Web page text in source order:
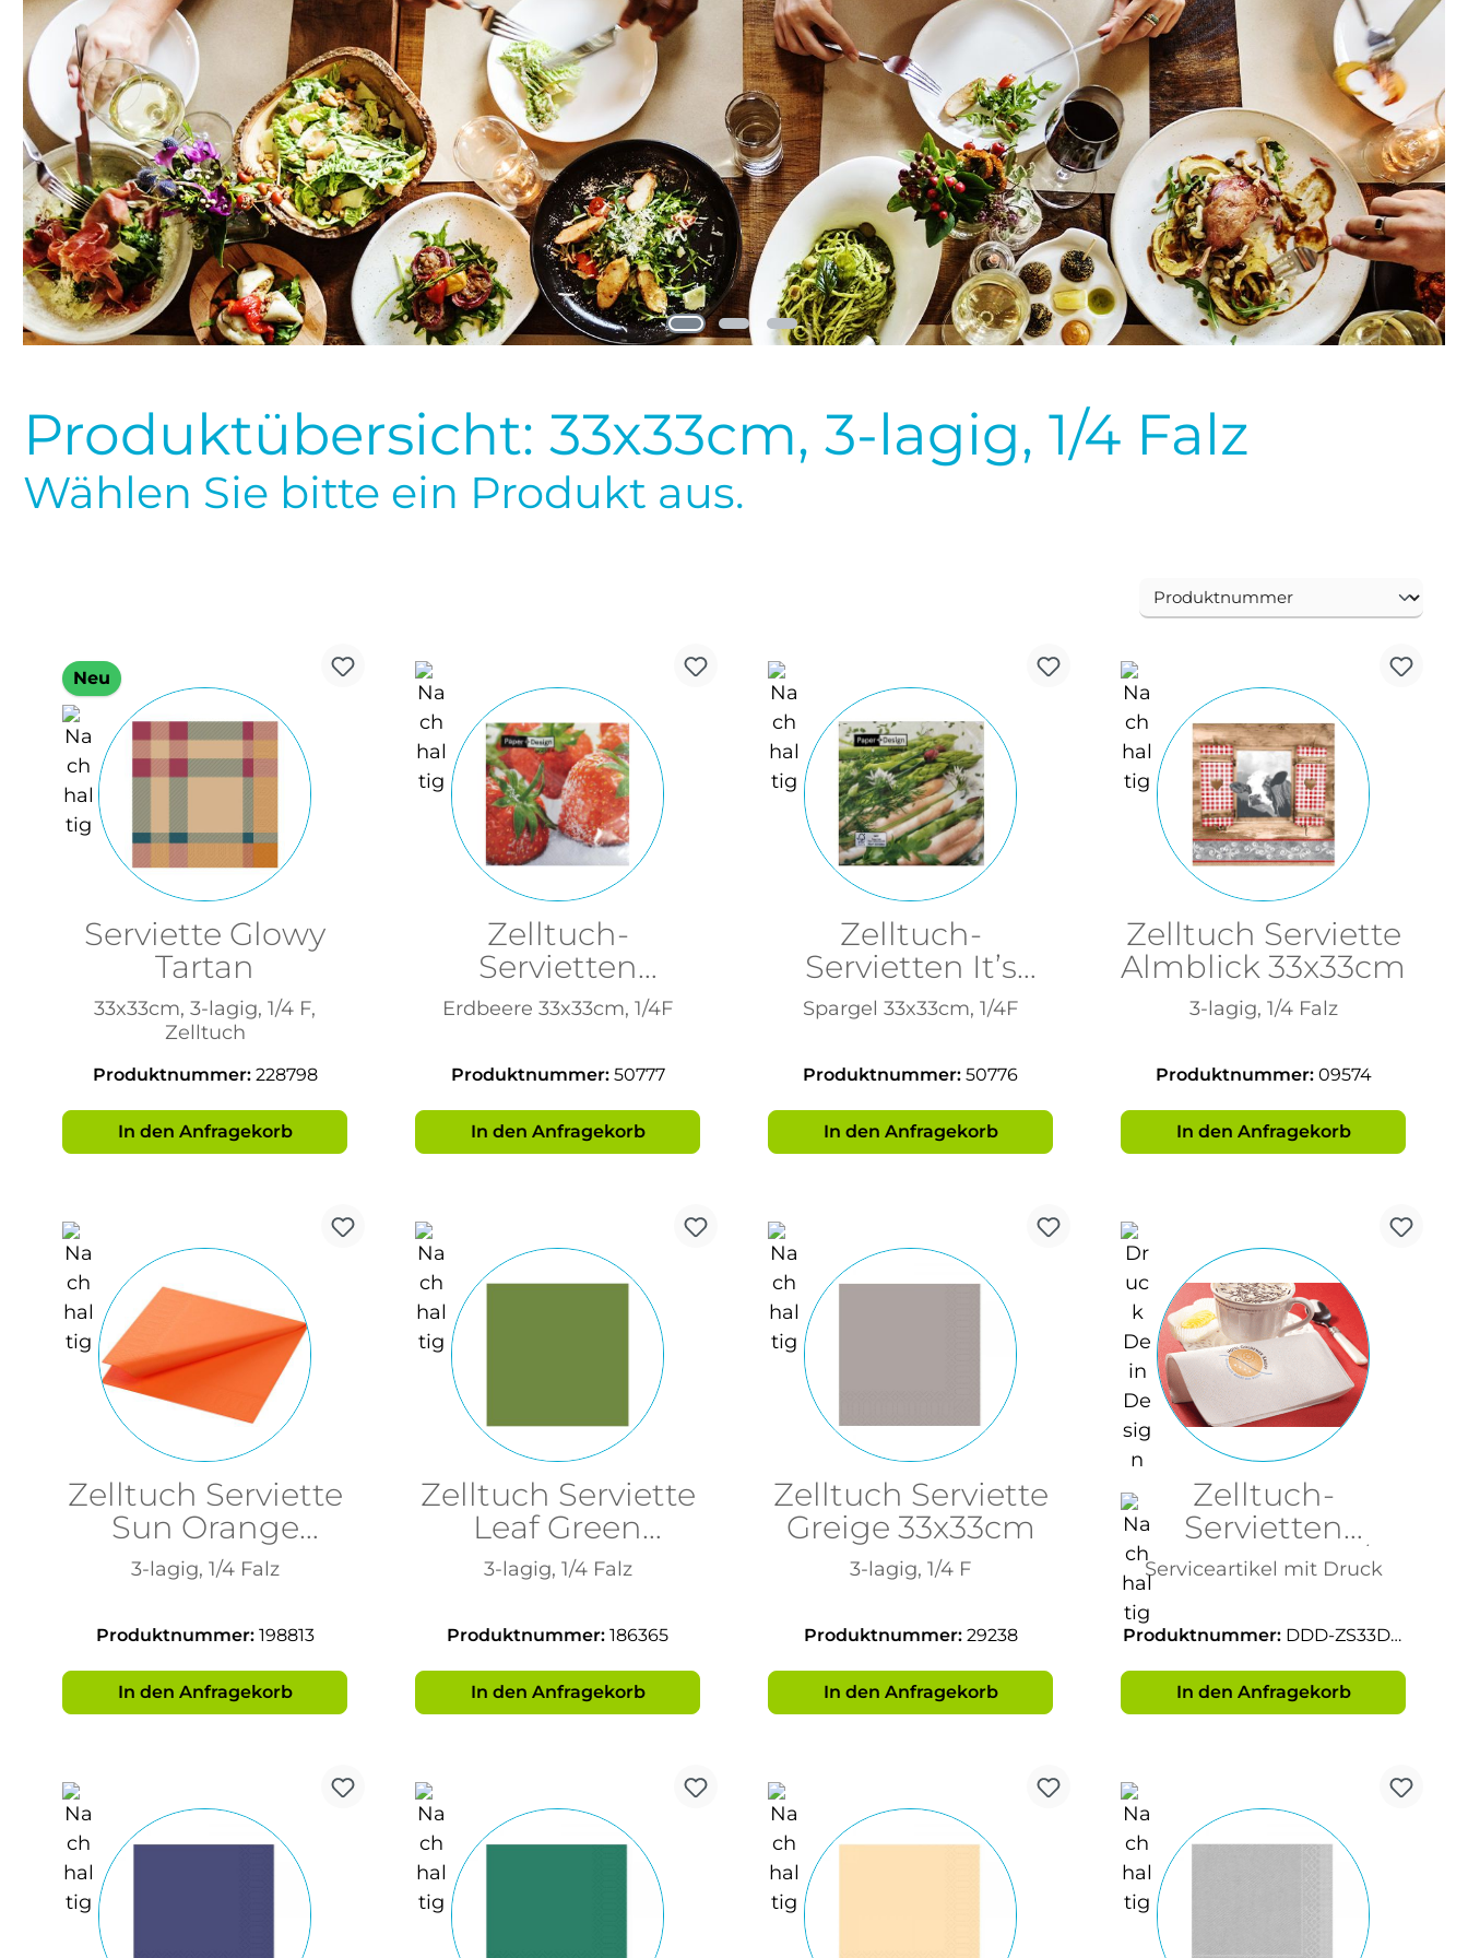
Produktübersicht: 33x33cm, 3-lagig, 1/4 Falz
Wählen Sie bitte ein Produkt aus.
Neu
Serviette Glowy
Tartan
33x33cm, 3-lagig, 1/4 F,
Zelltuch
Produktnummer: 228798
In den Anfragekorb
Zelltuch-
Servietten
Erdbeere
33x33cm
Erdbeere 33x33cm, 1/4F
Produktnummer: 50777
In den Anfragekorb
Zelltuch-
Servietten It’s
Asparagus Time
33x33cm
Spargel 33x33cm, 1/4F
Produktnummer: 50776
In den Anfragekorb
Zelltuch Serviette
Almblick 33x33cm
3-lagig, 1/4 Falz
Produktnummer: 09574
In den Anfragekorb
Zelltuch Serviette
Sun Orange
33x33cm
3-lagig, 1/4 Falz
Produktnummer: 198813
In den Anfragekorb
Zelltuch Serviette
Leaf Green
33x33cm
3-lagig, 1/4 Falz
Produktnummer: 186365
In den Anfragekorb
Zelltuch Serviette
Greige 33x33cm
3-lagig, 1/4 F
Produktnummer: 29238
In den Anfragekorb
Zelltuch-
Servietten
33x33cm, 3-lg, 1/4F
Serviceartikel mit Druck
Produktnummer: DDD-ZS33DR
In den Anfragekorb